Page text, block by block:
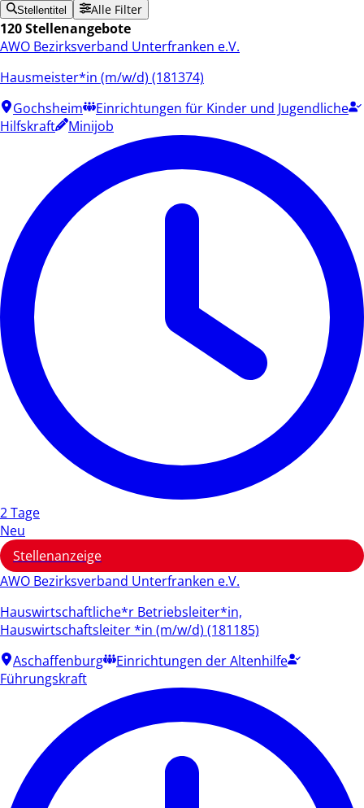
Stellentitel Alle Filter
120 Stellenangebote
AWO Bezirksverband Unterfranken e.V.
Hausmeister*in (m/w/d) (181374)
Gochsheim
Einrichtungen für Kinder und Jugendliche
Hilfskraft
Minijob
2 Tage
Neu
Stellenanzeige
AWO Bezirksverband Unterfranken e.V.
Hauswirtschaftliche*r Betriebsleiter*in,
Hauswirtschaftsleiter *in (m/w/d) (181185)
Aschaffenburg
Einrichtungen der Altenhilfe
Führungskraft